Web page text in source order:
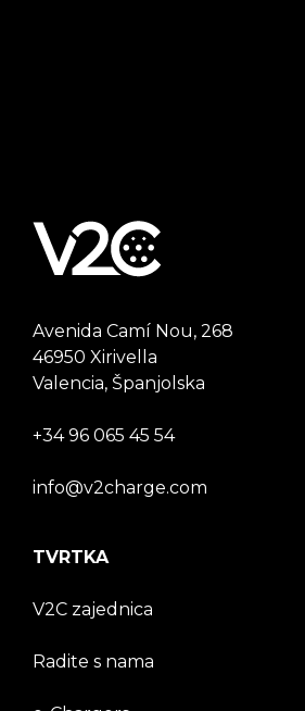
Avenida Camí Nou, 268
46950 Xirivella
Valencia, Španjolska
+34 96 065 45 54
info@v2charge.com
TVRTKA
V2C zajednica
Radite s nama